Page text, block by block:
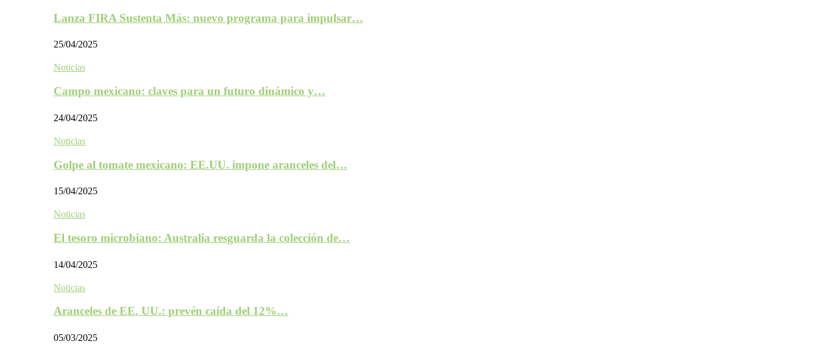
Lanza FIRA Sustenta Más: nuevo programa para impulsar…
25/04/2025
Noticias
Campo mexicano: claves para un futuro dinámico y…
24/04/2025
Noticias
Golpe al tomate mexicano: EE.UU. impone aranceles del…
15/04/2025
Noticias
El tesoro microbiano: Australia resguarda la colección de…
14/04/2025
Noticias
Aranceles de EE. UU.: prevén caída del 12%…
05/03/2025